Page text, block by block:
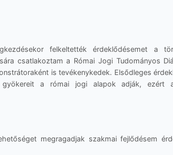
felkeltették érdeklődésemet a
csatlakoztam a Római Jogi Tudományos
is tevékenykedek. Elsődleges
a római jogi alapok adják, ezért
megragadjak szakmai fejlődésem